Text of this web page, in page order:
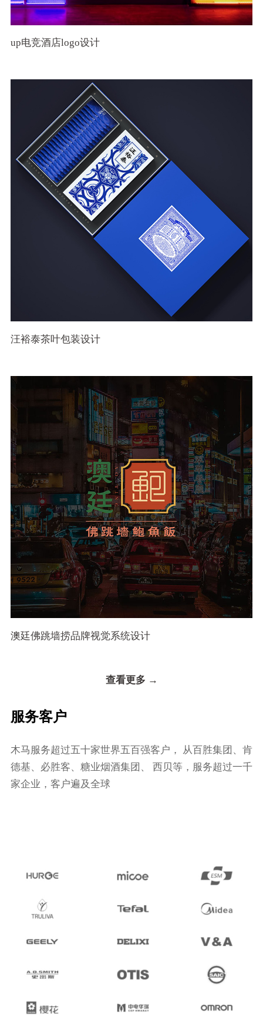
up电竞酒店logo设计
汪裕泰茶叶包装设计
澳廷佛跳墙捞品牌视觉系统设计
查看更多 →
服务客户
⽊⻢服务超过五⼗家世界五百强客户， 从百胜集团、肯
德基、必胜客、糖业烟酒集团、 ⻄⻉等，服务超过⼀千
家企业，客户遍及全球